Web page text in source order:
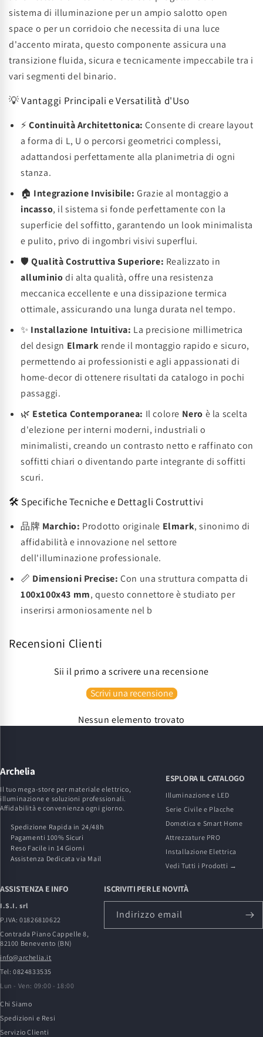
sistema di illuminazione per un ampio salotto open
space o per un corridoio che necessita di una luce
d'accento mirata, questo componente assicura una
transizione fluida, sicura e tecnicamente impeccabile tra i
vari segmenti del binario.
💡 Vantaggi Principali e Versatilità d'Uso
⚡Continuità Architettonica: Consente di creare layout
a forma di L, U o percorsi geometrici complessi,
adattandosi perfettamente alla planimetria di ogni
stanza.
🏠 Integrazione Invisibile: Grazie al montaggio a
incasso, il sistema si fonde perfettamente con la
superficie del soffitto, garantendo un look minimalista
e pulito, privo di ingombri visivi superflui.
🛡️Qualità Costruttiva Superiore: Realizzato in
alluminiodi alta qualità, offre una resistenza
meccanica eccellente e una dissipazione termica
ottimale, assicurando una lunga durata nel tempo.
✨ Installazione Intuitiva: La precisione millimetrica
del design Elmark rende il montaggio rapido e sicuro,
permettendo ai professionisti e agli appassionati di
home-decor di ottenere risultati da catalogo in pochi
passaggi.
🌿 Estetica Contemporanea: Il colore Nero è la scelta
d'elezione per interni moderni, industriali o
minimalisti, creando un contrasto netto e raffinato con
soffitti chiari o diventando parte integrante di soffitti
scuri.
🛠️ Specifiche Tecniche e Dettagli Costruttivi
品牌 Marchio: Prodotto originale Elmark, sinonimo di
affidabilità e innovazione nel settore
dell'illuminazione professionale.
📏 Dimensioni Precise: Con una struttura compatta di
100x100x43 mm, questo connettore è studiato per
inserirsi armoniosamente nel b
Recensioni Clienti
Sii il primo a scrivere una recensione
Scrivi una recensione
Nessun elemento trovato
Archelia
Il tuo mega-store per materiale elettrico,
illuminazione e soluzioni professionali.
Affidabilità e convenienza ogni giorno.
Spedizione Rapida in 24/48h
Pagamenti 100% Sicuri
Reso Facile in 14 Giorni
Assistenza Dedicata via Mail
ESPLORA IL CATALOGO
Illuminazione e LED
Serie Civile e Placche
Domotica e Smart Home
Attrezzature PRO
Installazione Elettrica
Vedi Tutti i Prodotti →
ASSISTENZA E INFO
I.S.I. srl
P.IVA: 01826810622
Contrada Piano Cappelle 8,
82100 Benevento (BN)
info@archelia.it
Tel: 0824833535
Lun - Ven: 09:00 - 18:00
Chi Siamo
Spedizioni e Resi
Servizio Clienti
ISCRIVITI PER LE NOVITÀ
Indirizzo email